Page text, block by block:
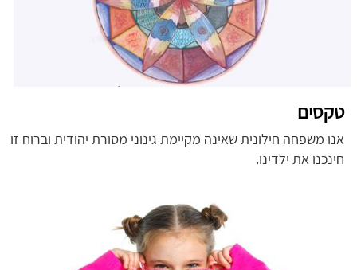
טקסים
אנו משפחה חילונית שאינה מקיימת גינוני מסורת יהודית וברוח זו
חינכנו את ילדינו.